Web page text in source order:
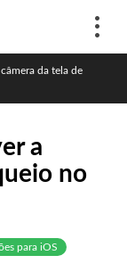
da tela de
a
no
para iOS